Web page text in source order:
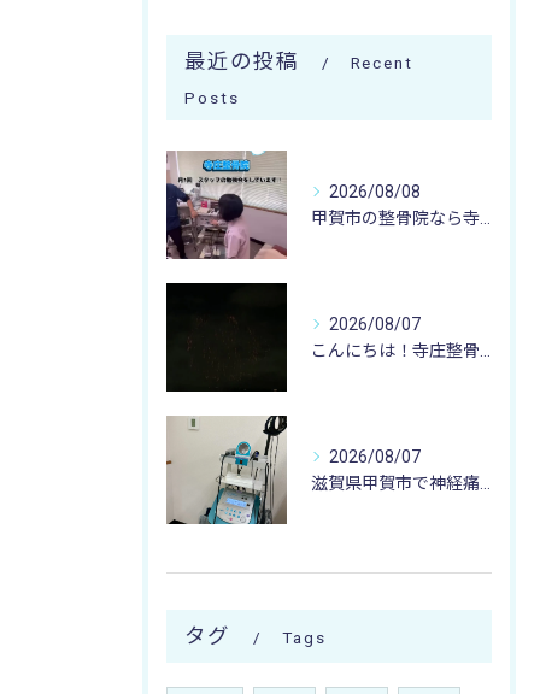
最近の投稿
Recent
Posts
2026/08/08
2026/08/07
2026/08/07
タグ Tags